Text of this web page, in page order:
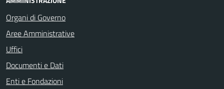
Organi di Governo
Aree Amministrative
Uffici
Documenti e Dati
Enti e Fondazioni